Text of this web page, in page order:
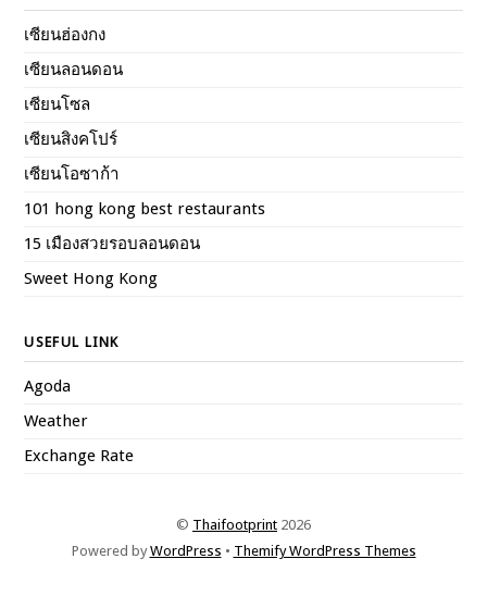
เซียนฮ่องกง
เซียนลอนดอน
เซียนโซล
เซียนสิงคโปร์
เซียนโอซาก้า
101 hong kong best restaurants
15 เมืองสวยรอบลอนดอน
Sweet Hong Kong
USEFUL LINK
Agoda
Weather
Exchange Rate
© Thaifootprint 2026
Powered byWordPress • Themify WordPress Themes